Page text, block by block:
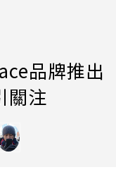
品牌推出
關注